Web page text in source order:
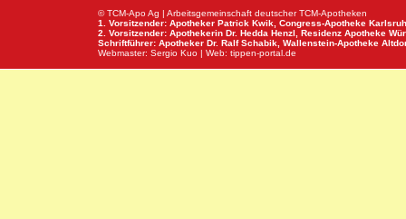
© TCM-Apo Ag | Arbeitsgemeinschaft deutscher TCM-Apotheken
1. Vorsitzender: Apotheker Patrick Kwik, Congress-Apotheke
2. Vorsitzender: Apothekerin Dr. Hedda Henzl, Residenz Apotheke
Schriftführer: Apotheker Dr. Ralf Schabik, Wallenstein-Apotheke
Webmaster: Sergio Kuo | Web: tippen-portal.de